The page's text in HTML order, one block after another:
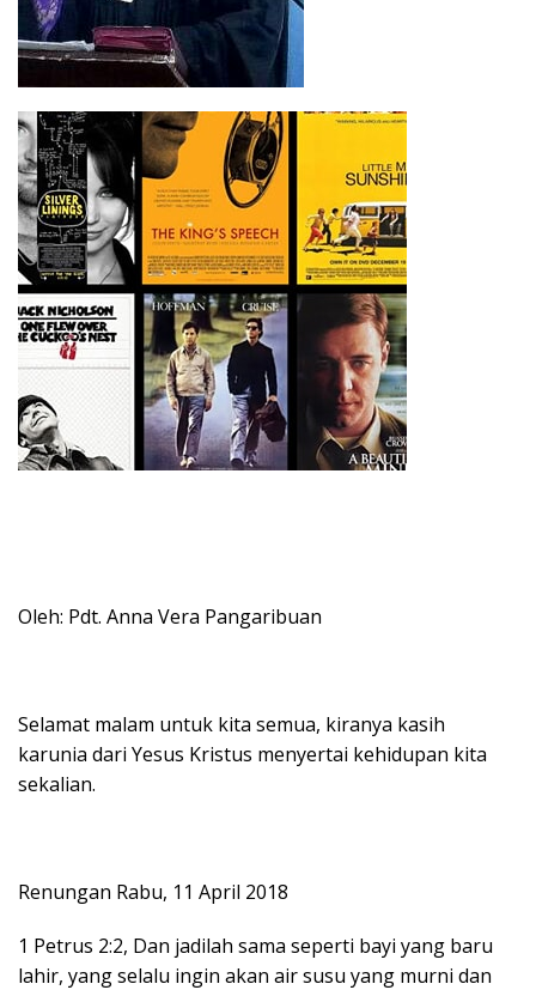
Oleh: Pdt. Anna Vera Pangaribuan
Selamat malam untuk kita semua, kiranya kasih
karunia dari Yesus Kristus menyertai kehidupan kita
sekalian.
Renungan Rabu, 11 April 2018
1 Petrus 2:2, Dan jadilah sama seperti bayi yang baru
lahir, yang selalu ingin akan air susu yang murni dan